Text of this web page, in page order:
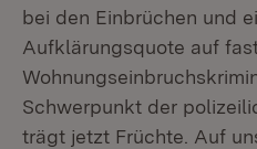
bei den Einbrüchen und
Aufklärungsquote auf
Schwerpunkt der
trägt jetzt Früchte. Auf